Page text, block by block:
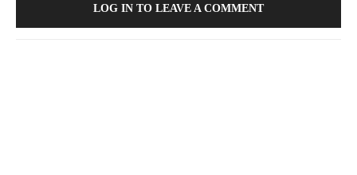
LOG IN TO LEAVE A COMMENT